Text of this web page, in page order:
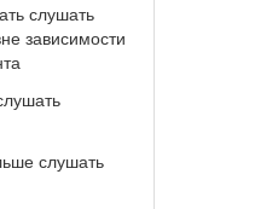
слушать
зависимости
слушать